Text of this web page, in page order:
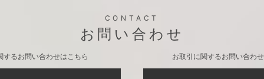
CONTACT
お問い合わせ
するお問い合わせはこちら お取引に関するお問い合わ